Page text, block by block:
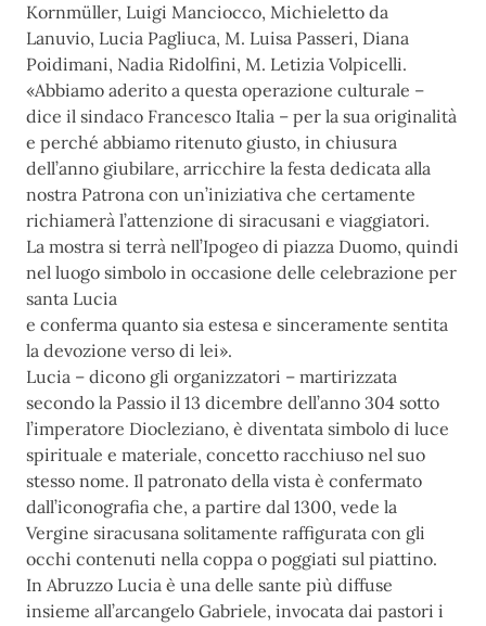
Kornmüller, Luigi Manciocco, Michieletto da
Lanuvio, Lucia Pagliuca, M. Luisa Passeri, Diana
Poidimani, Nadia Ridolfini, M. Letizia Volpicelli.
«Abbiamo aderito a questa operazione culturale –
dice il sindaco Francesco Italia – per la sua originalità
e perché abbiamo ritenuto giusto, in chiusura
dell’anno giubilare, arricchire la festa dedicata alla
nostra Patrona con un’iniziativa che certamente
richiamerà l’attenzione di siracusani e viaggiatori.
La mostra si terrà nell’Ipogeo di piazza Duomo, quindi
nel luogo simbolo in occasione delle celebrazione per
santa Lucia
e conferma quanto sia estesa e sinceramente sentita
la devozione verso di lei».
Lucia – dicono gli organizzatori – martirizzata
secondo la Passio il 13 dicembre dell’anno 304 sotto
l’imperatore Diocleziano, è diventata simbolo di luce
spirituale e materiale, concetto racchiuso nel suo
stesso nome. Il patronato della vista è confermato
dall’iconografia che, a partire dal 1300, vede la
Vergine siracusana solitamente raffigurata con gli
occhi contenuti nella coppa o poggiati sul piattino.
In Abruzzo Lucia è una delle sante più diffuse
insieme all’arcangelo Gabriele, invocata dai pastori i